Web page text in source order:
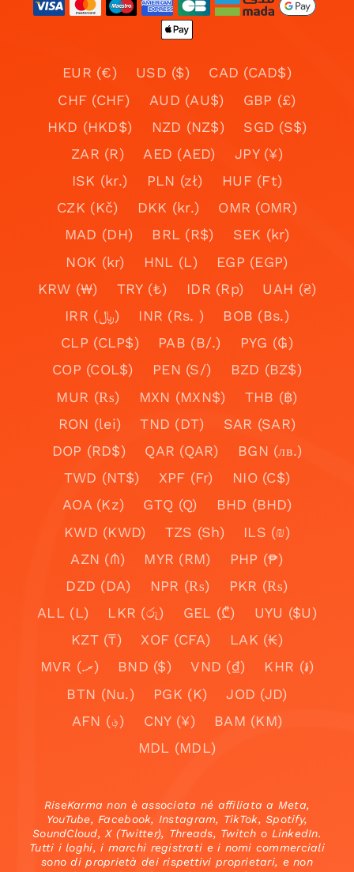
EUR (€) USD ($)
CAD (CAD$)
CHF (CHF)
AUD (AU$)
GBP (£)
HKD (HKD$)
NZD (NZ$)
SGD (S$)
ZAR (R)
AED (AED)
JPY (¥)
ISK (kr.)
PLN (zł)
HUF (Ft)
CZK (Kč)
DKK (kr.)
OMR (OMR)
MAD (DH)
BRL (R$)
SEK (kr)
NOK (kr)
HNL (L)
EGP (EGP)
KRW (₩)
TRY (₺) IDR (Rp)
UAH (₴)
IRR (﷼)
INR (Rs. )
BOB (Bs.)
CLP (CLP$)
PAB (B/.)
PYG (₲)
COP (COL$)
PEN (S/)
BZD (BZ$)
MUR (₨)
MXN (MXN$)
THB (฿)
RON (lei)
TND (DT)
SAR (SAR)
DOP (RD$)
QAR (QAR)
BGN (лв.)
TWD (NT$)
XPF (Fr)
NIO (C$)
AOA (Kz)
GTQ (Q)
BHD (BHD)
KWD (KWD)
TZS (Sh)
ILS (₪)
AZN (₼)
MYR (RM)
PHP (₱)
DZD (DA)
NPR (₨)
PKR (₨)
ALL (L)
LKR (රු) GEL (₾)
UYU ($U)
KZT (₸)
XOF (CFA)
LAK (₭)
MVR (.ރ)
BND ($) VND (₫)
KHR (៛)
BTN (Nu.)
PGK (K)
JOD (JD)
AFN (؋)
CNY (¥)
BAM (KM)
MDL (MDL)
RiseKarma non è associata né affiliata a Meta,
YouTube, Facebook, Instagram, TikTok, Spotify,
SoundCloud, X (Twitter), Threads, Twitch o LinkedIn.
Tutti i loghi, i marchi registrati e i nomi commerciali
sono di proprietà dei rispettivi proprietari, e non